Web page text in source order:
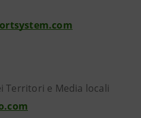
Territori e Media locali